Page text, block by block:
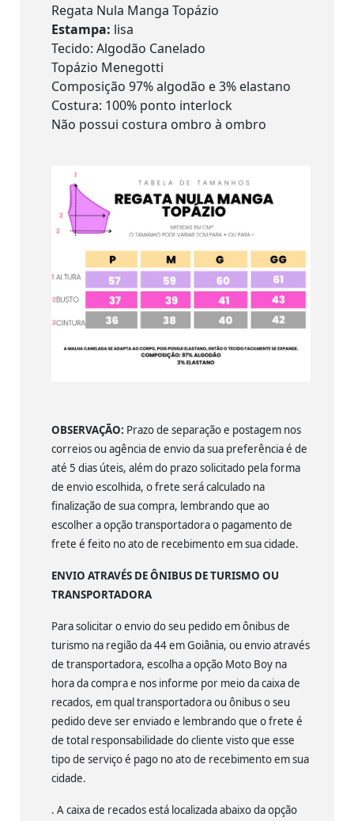
Regata Nula Manga Topázio
Estampa: lisa
Tecido: Algodão Canelado
Topázio Menegotti
Composição 97% algodão e 3% elastano
Costura: 100% ponto interlock
Não possui costura ombro à ombro
OBSERVAÇÃO: Prazo de separação e postagem nos
correios ou agência de envio da sua preferência é de
até 5 dias úteis, além do prazo solicitado pela forma
de envio escolhida, o frete será calculado na
finalização de sua compra, lembrando que ao
escolher a opção transportadora o pagamento de
frete é feito no ato de recebimento em sua cidade.
ENVIO ATRAVÉS DE ÔNIBUS DE TURISMO OU
TRANSPORTADORA
Para solicitar o envio do seu pedido em ônibus de
turismo na região da 44 em Goiânia, ou envio através
de transportadora, escolha a opção Moto Boy na
hora da compra e nos informe por meio da caixa de
recados, em qual transportadora ou ônibus o seu
pedido deve ser enviado e lembrando que o frete é
de total responsabilidade do cliente visto que esse
tipo de serviço é pago no ato de recebimento em sua
cidade.
. A caixa de recados está localizada abaixo da opção